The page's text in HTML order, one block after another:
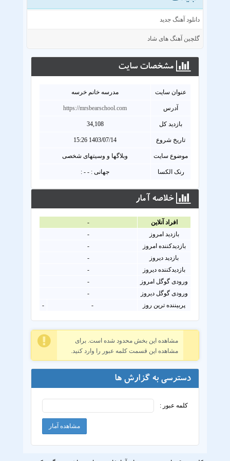
دانلود آهنگ جدید
گلچین آهنگ های شاد
مشخصات سايت
عنوان سايت مدرسه خانم خرسه
آدرس https://mrsbearschool.com
بازدید کل 34,108
تاریخ شروع 1403/07/14 15:26
موضوع سایت وبلاگها و وسیتهای شخصی
رنک الکسا جهانی : - - :
خلاصه آمار
افراد آنلاين
-
بازدید امروز
-
بازدیدکننده امروز
-
بازدید دیروز
-
بازدیدکننده دیروز
-
ورودی گوگل امروز
-
ورودی گوگل دیروز
-
پربیننده ترین روز
-
-
مشاهده این بخش محدود شده است. برای
مشاهده این قسمت کلمه عبور را وارد کنید.
دسترسی به گزارش ها
کلمه عبور :